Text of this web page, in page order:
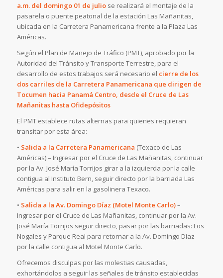
a.m. del domingo 01 de juliose realizará el montaje de la
pasarela o puente peatonal de la estación Las Mañanitas,
ubicada en la Carretera Panamericana frente a la Plaza Las
Américas.
Según el Plan de Manejo de Tráfico (PMT), aprobado por la
Autoridad del Tránsito y Transporte Terrestre, para el
desarrollo de estos trabajos será necesario el cierre de los
dos carriles de la Carretera Panamericana que dirigen de
Tocumen hacia Panamá Centro, desde el Cruce de Las
Mañanitas hasta Ofidepósitos
El PMT establece rutas alternas para quienes requieran
transitar por esta área:
• Salida a la Carretera Panamericana (Texaco de Las
Américas) – Ingresar por el Cruce de Las Mañanitas, continuar
por la Av. José María Torrijos girar a la izquierda por la calle
contigua al Instituto Bern, seguir directo por la barriada Las
Américas para salir en la gasolinera Texaco.
• Salida a la Av. Domingo Díaz (Motel Monte Carlo)–
Ingresar por el Cruce de Las Mañanitas, continuar por la Av.
José María Torrijos seguir directo, pasar por las barriadas: Los
Nogales y Parque Real para retornar a la Av. Domingo Díaz
por la calle contigua al Motel Monte Carlo.
Ofrecemos disculpas por las molestias causadas,
exhortándolos a seguir las señales de tránsito establecidas